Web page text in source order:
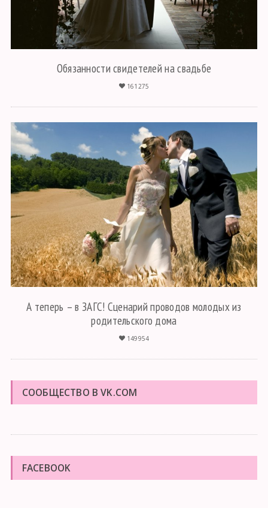
Обязанности свидетелей на свадьбе
161275
А теперь – в ЗАГС! Сценарий проводов молодых из
родительского дома
149954
СООБЩЕСТВО В VK.COM
FACEBOOK